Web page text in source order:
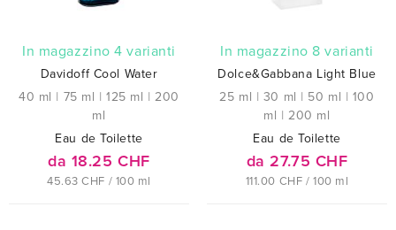
In magazzino 4 varianti
Davidoff Cool Water
40 ml | 75 ml |125 ml |200
ml
Eau de Toilette
da 18.25 CHF
45.63 CHF / 100 ml
In magazzino 8 varianti
Dolce&Gabbana Light Blue
25 ml | 30 ml | 50 ml | 100
ml |200 ml
Eau de Toilette
da 27.75 CHF
111.00 CHF / 100 ml